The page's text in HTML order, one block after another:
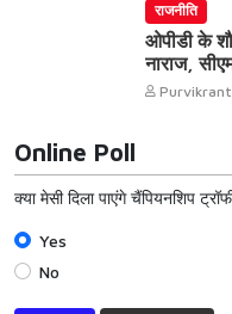
राजनीति
ओपीडी के
नाराज,
Online Poll
क्या मेसी दिला पाएंगे चैंपियनशिप
Yes
No